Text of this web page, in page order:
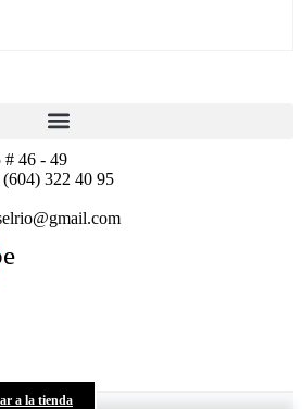
# 46 - 49
322 40 95
a la tienda